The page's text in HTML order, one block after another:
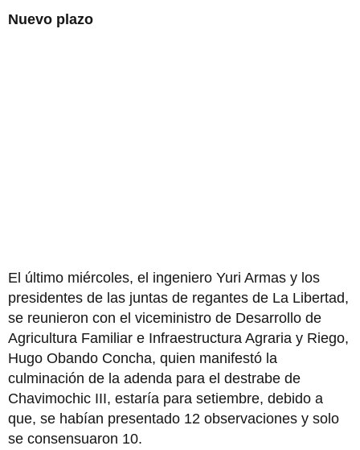
Nuevo plazo
El último miércoles, el ingeniero Yuri Armas y los
presidentes de las juntas de regantes de La Libertad,
se reunieron con el viceministro de Desarrollo de
Agricultura Familiar e Infraestructura Agraria y Riego,
Hugo Obando Concha, quien manifestó la
culminación de la adenda para el destrabe de
Chavimochic III, estaría para setiembre, debido a
que, se habían presentado 12 observaciones y solo
se consensuaron 10.